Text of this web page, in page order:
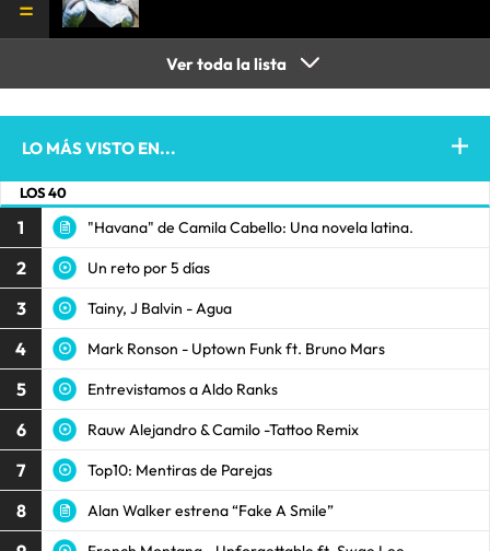
Ver toda la lista
LO MÁS VISTO EN...
LOS 40
1 "Havana" de Camila Cabello: Una novela latina.
2 Un reto por 5 días
3 Tainy, J Balvin - Agua
4 Mark Ronson - Uptown Funk ft. Bruno Mars
5 Entrevistamos a Aldo Ranks
6 Rauw Alejandro & Camilo -Tattoo Remix
7 Top10: Mentiras de Parejas
8 Alan Walker estrena “Fake A Smile”